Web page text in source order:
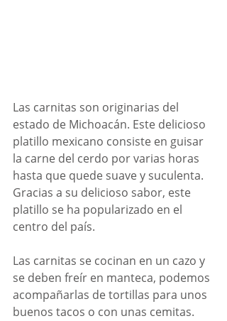
Las carnitas son originarias del
estado de Michoacán. Este delicioso
platillo mexicano consiste en guisar
la carne del cerdo por varias horas
hasta que quede suave y suculenta.
Gracias a su delicioso sabor, este
platillo se ha popularizado en el
centro del país.
Las carnitas se cocinan en un cazo y
se deben freír en manteca, podemos
acompañarlas de tortillas para unos
buenos tacos o con unas cemitas.